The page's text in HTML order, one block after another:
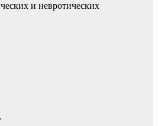
и невротических